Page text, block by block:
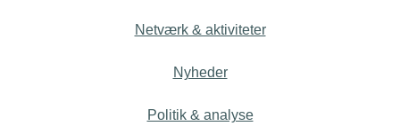
Netværk & aktiviteter
Nyheder
Politik & analyse